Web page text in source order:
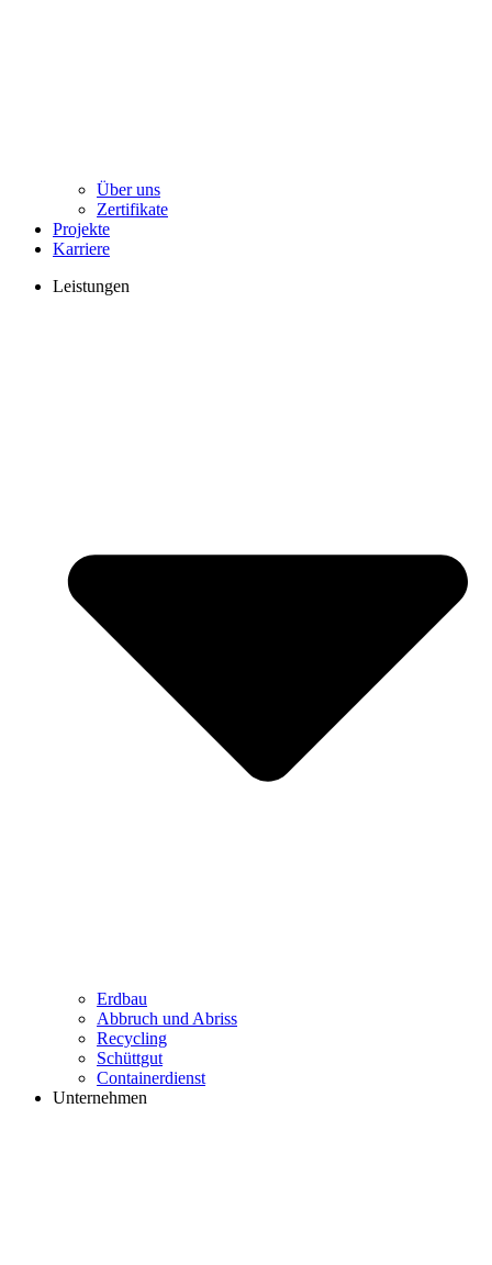
Über uns
Zertifikate
Projekte
Karriere
Leistungen
Erdbau
Abbruch und Abriss
Recycling
Schüttgut
Containerdienst
Unternehmen